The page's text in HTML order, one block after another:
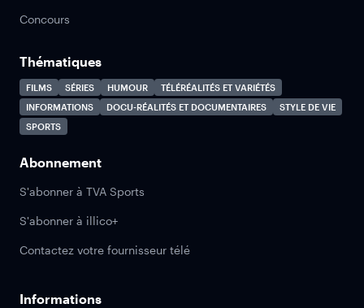
Concours
Thématiques
FILMS SÉRIES HUMOUR
TÉLÉRÉALITÉS ET VARIÉTÉS
INFORMATIONS
DOCU-RÉALITÉS ET DOCUMENTAIRES
STYLE DE VIE
SPORTS
Abonnement
S'abonner à TVA Sports
S'abonner à illico+
Contactez votre fournisseur télé
Informations